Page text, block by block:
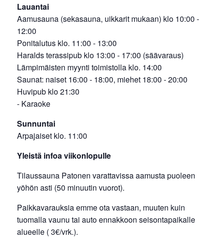
Lauantai
Aamusauna (sekasauna, uikkarit mukaan) klo 10:00 -
12:00
Ponitalutus klo. 11:00 - 13:00
Haralds terassipub klo 13:00 - 17:00 (säävaraus)
Lämpimäisten myynti toimistolla klo. 14:00
Saunat: naiset 16:00 - 18:00, miehet 18:00 - 20:00
Huvipub klo 21:30
- Karaoke
Sunnuntai
Arpajaiset klo. 11:00
Yleistä infoa viikonlopulle
Tilaussauna Patonen varattavissa aamusta puoleen
yöhön asti (50 minuutin vuorot).
Paikkavarauksia emme ota vastaan, muuten kuin
tuomalla vaunu tai auto ennakkoon seisontapaikalle
alueelle ( 3€/vrk.).